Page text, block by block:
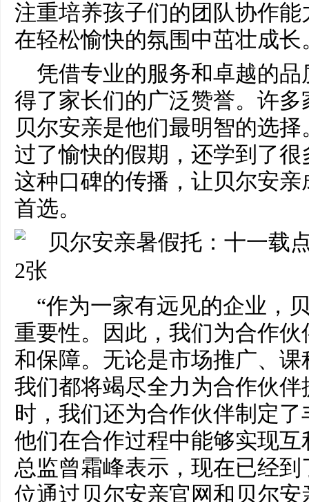
注重培养孩子们的团队协作
在轻松愉快的氛围中茁壮成长
凭借专业的服务和卓越的
得了家长们的广泛赞誉。许
贝尔安亲是他们最明智的选
过了愉快的假期，还学到了
这种口碑的传播，让贝尔安
首选。
“作为一家有远见的企业，
重要性。因此，我们为合作
和保障。无论是市场推广、
我们都将竭尽全力为合作伙
时，我们还为合作伙伴制定
他们在合作过程中能够实现
总监曾霜峰表示，现在已经
位通过贝尔安亲官网和贝尔安